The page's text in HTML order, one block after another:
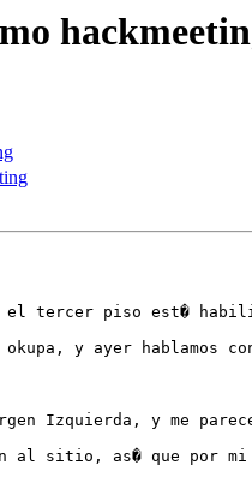
tercer piso est�
okupa, y ayer
Izquierda, y me
al sitio, as� que